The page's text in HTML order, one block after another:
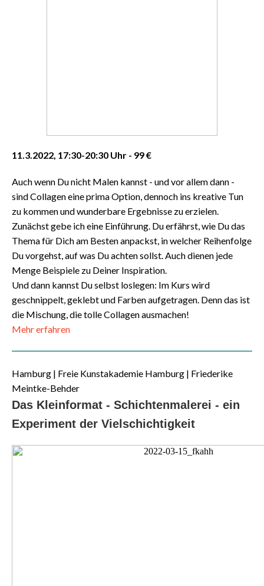
11.3.2022, 17:30-20:30 Uhr - 99 €
Auch wenn Du nicht Malen kannst - und vor allem dann -
sind Collagen eine prima Option, dennoch ins kreative Tun
zu kommen und wunderbare Ergebnisse zu erzielen.
Zunächst gebe ich eine Einführung. Du erfährst, wie Du das
Thema für Dich am Besten anpackst, in welcher Reihenfolge
Du vorgehst, auf was Du achten sollst. Auch dienen jede
Menge Beispiele zu Deiner Inspiration.
Und dann kannst Du selbst loslegen: Im Kurs wird
geschnippelt, geklebt und Farben aufgetragen. Denn das ist
die Mischung, die tolle Collagen ausmachen!
Mehr erfahren
Hamburg | Freie Kunstakademie Hamburg | Friederike
Meintke-Behder
Das Kleinformat - Schichtenmalerei - ein
Experiment der Vielschichtigkeit